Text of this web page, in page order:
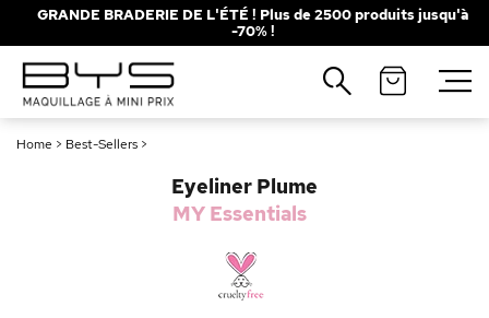
GRANDE BRADERIE DE L'ÉTÉ ! Plus de 2500 produits jusqu'à
-70% !
Home > Best-Sellers >
Eyeliner Plume
MY Essentials
Fermer
Recherches populaires
Mascara